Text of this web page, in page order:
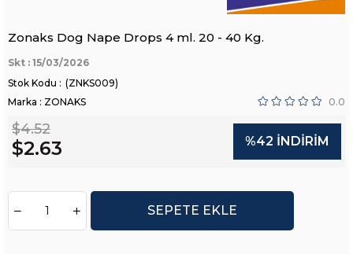
Zonaks Dog Nape Drops 4 ml. 20 - 40 Kg.
Skt : 15/03/2026
(ZNKS009)
Marka : ZONAKS 0.0
$4.52
$2.63 %42 İNDIRIM